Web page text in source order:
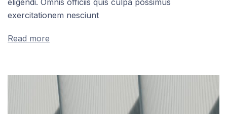
exercitationem nesciunt
Read more